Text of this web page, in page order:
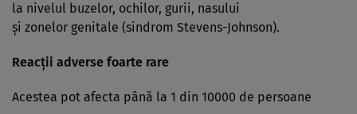
la nivelul buzelor, ochilor, gurii, nasului
şi zonelor genitale (sindrom Stevens-Johnson).
Reacţii adverse foarte rare
Acestea pot afecta până la 1 din 10000 de persoane